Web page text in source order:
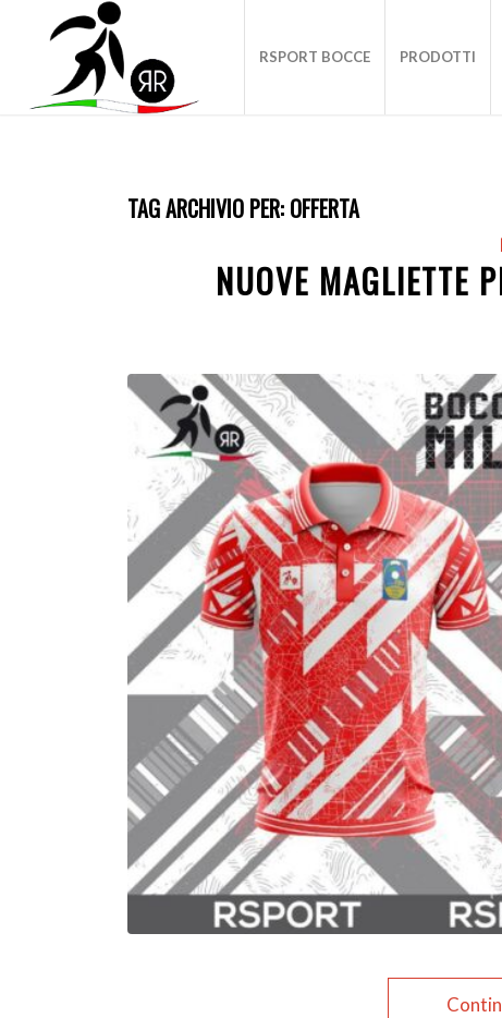
RSPORT BOCCE PRODOTTI
TAG ARCHIVIO PER: OFFERTA
NUOVE MAGLIETTE